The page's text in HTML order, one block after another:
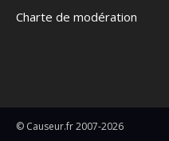
Charte de modération
© Causeur.fr 2007-2026